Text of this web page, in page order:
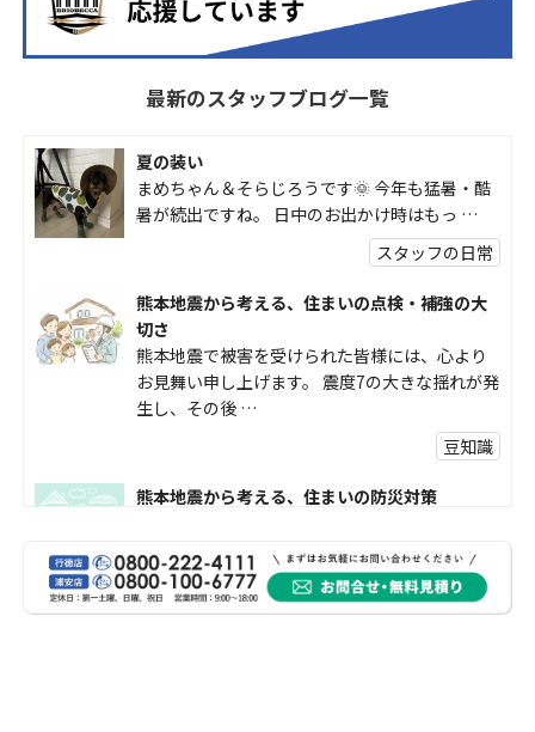
最新のスタッフブログ一覧
夏の装い
まめちゃん＆そらじろうです🌞 今年も猛暑・酷
暑が続出ですね。 日中のお出かけ時はもっ …
スタッフの日常
熊本地震から考える、住まいの点検・補強の大
切さ
熊本地震で被害を受けられた皆様には、心より
お見舞い申し上げます。 震度7の大きな揺れが発
生し、その後 …
豆知識
熊本地震から考える、住まいの防災対策
受けられた皆様に、心よりお見舞い申し上げま
す。 今回の地震 …
社長コラム